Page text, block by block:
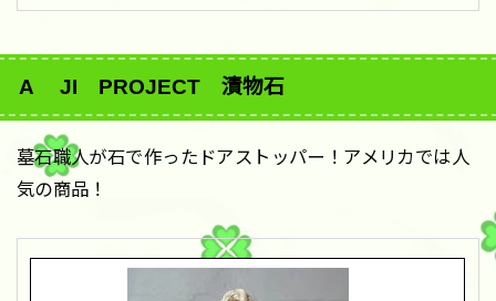
A JI PROJECT 漬物石
墓石職人が石で作ったドアストッパー！アメリカでは人
気の商品！